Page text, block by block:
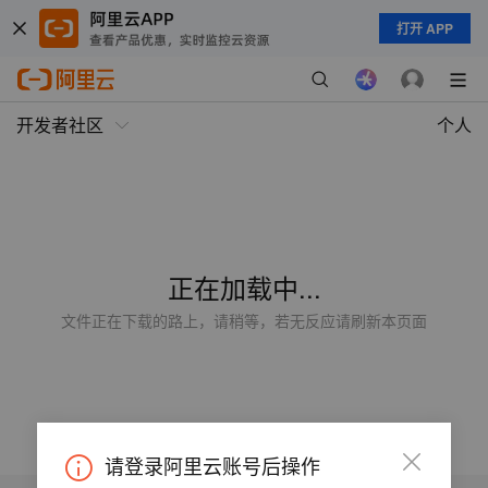
打开 APP
开发者社区 个人
正在加载中...
文件正在下载的路上，请稍等，若无反应请刷新本页面
请登录阿里云账号后操作